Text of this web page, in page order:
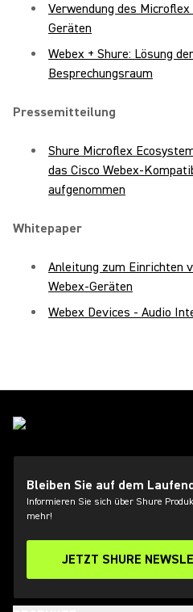
Verwendung des
Geräten
Webex + Shure: Lösung
Besprechungsraum
Pressemitteilung
Shure Microflex
das Cisco Webex-
aufgenommen
Whitepaper
Anleitung zum Einrichten
Webex-Geräten
Webex Devices - Audio
Bleiben Sie auf dem
Informieren Sie sich über Shure
mehr!
JETZT SHURE